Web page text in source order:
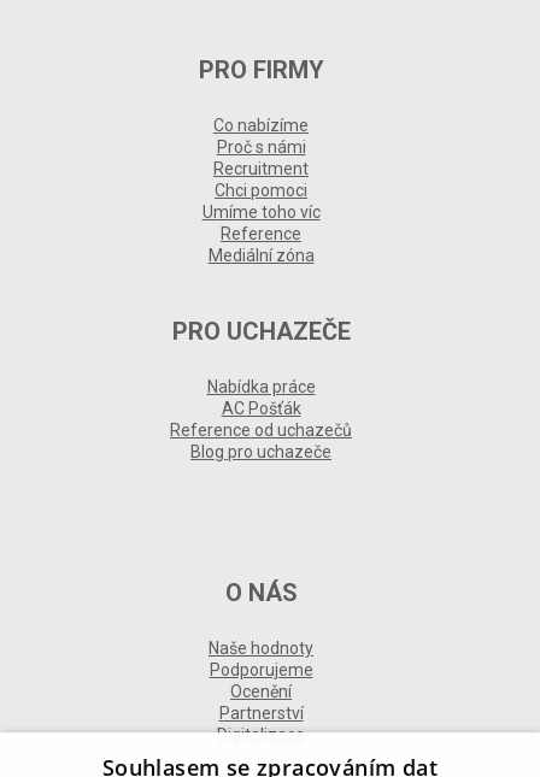
PRO FIRMY
Co nabízíme
Proč s námi
Recruitment
Chci pomoci
Umíme toho víc
Reference
Mediální zóna
PRO UCHAZEČE
Nabídka práce
AC Pošťák
Reference od uchazečů
Blog pro uchazeče
O NÁS
Naše hodnoty
Podporujeme
Ocenění
Partnerství
Digitalizace
Souhlasem se zpracováním dat